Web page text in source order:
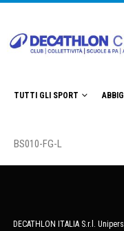
TUTTI GLI SPORT
BS010-FG-L
DECATHLON ITALIA S.r.l.